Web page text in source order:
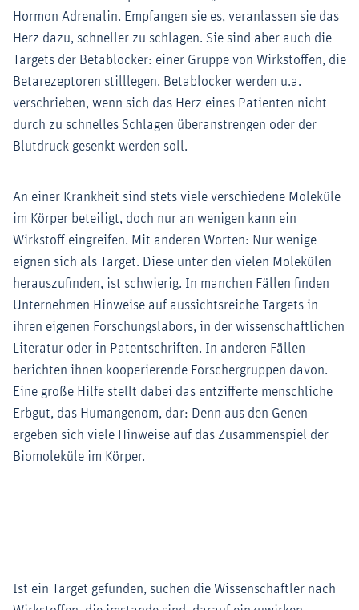
Hormon Adrenalin. Empfangen sie es, veranlassen sie das
Herz dazu, schneller zu schlagen. Sie sind aber auch die
Targets der Betablocker: einer Gruppe von Wirkstoffen, die
Betarezeptoren stilllegen. Betablocker werden u.a.
verschrieben, wenn sich das Herz eines Patienten nicht
durch zu schnelles Schlagen überanstrengen oder der
Blutdruck gesenkt werden soll.
An einer Krankheit sind stets viele verschiedene Moleküle
im Körper beteiligt, doch nur an wenigen kann ein
Wirkstoff eingreifen. Mit anderen Worten: Nur wenige
eignen sich als Target. Diese unter den vielen Molekülen
herauszufinden, ist schwierig. In manchen Fällen finden
Unternehmen Hinweise auf aussichtsreiche Targets in
ihren eigenen Forschungslabors, in der wissenschaftlichen
Literatur oder in Patentschriften. In anderen Fällen
berichten ihnen kooperierende Forschergruppen davon.
Eine große Hilfe stellt dabei das entzifferte menschliche
Erbgut, das Humangenom, dar: Denn aus den Genen
ergeben sich viele Hinweise auf das Zusammenspiel der
Biomoleküle im Körper.
Ist ein Target gefunden, suchen die Wissenschaftler nach